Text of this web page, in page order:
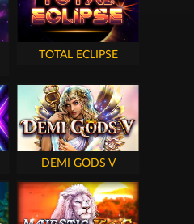
TOTAL ECLIPSE
DEMI GODS V